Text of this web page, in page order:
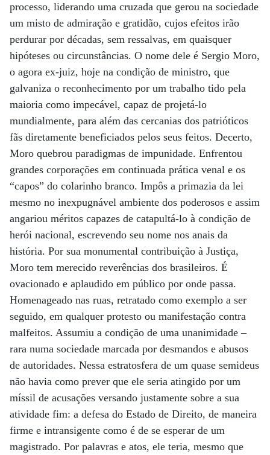
processo, liderando uma cruzada que gerou na sociedade
um misto de admiração e gratidão, cujos efeitos irão
perdurar por décadas, sem ressalvas, em quaisquer
hipóteses ou circunstâncias. O nome dele é Sergio Moro,
o agora ex-juiz, hoje na condição de ministro, que
galvaniza o reconhecimento por um trabalho tido pela
maioria como impecável, capaz de projetá-lo
mundialmente, para além das cercanias dos patrióticos
fãs diretamente beneficiados pelos seus feitos. Decerto,
Moro quebrou paradigmas de impunidade. Enfrentou
grandes corporações em continuada prática venal e os
“capos” do colarinho branco. Impôs a primazia da lei
mesmo no inexpugnável ambiente dos poderosos e assim
angariou méritos capazes de catapultá-lo à condição de
herói nacional, escrevendo seu nome nos anais da
história. Por sua monumental contribuição à Justiça,
Moro tem merecido reverências dos brasileiros. É
ovacionado e aplaudido em público por onde passa.
Homenageado nas ruas, retratado como exemplo a ser
seguido, em qualquer protesto ou manifestação contra
malfeitos. Assumiu a condição de uma unanimidade –
rara numa sociedade marcada por desmandos e abusos
de autoridades. Nessa estratosfera de um quase semideus
não havia como prever que ele seria atingido por um
míssil de acusações versando justamente sobre a sua
atividade fim: a defesa do Estado de Direito, de maneira
firme e intransigente como é de se esperar de um
magistrado. Por palavras e atos, ele teria, mesmo que